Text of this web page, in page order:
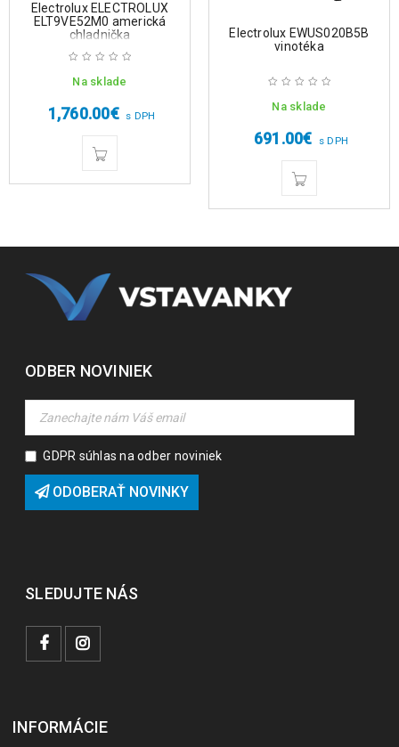
Electrolux ELECTROLUX
ELT9VE52M0 americká
chladnička
Na sklade
1,760.00€ s DPH
Electrolux EWUS020B5B
vinotéka
Na sklade
691.00€ s DPH
ODBER NOVINIEK
GDPR súhlas na odber noviniek
ODOBERAŤ NOVINKY
SLEDUJTE NÁS
INFORMÁCIE